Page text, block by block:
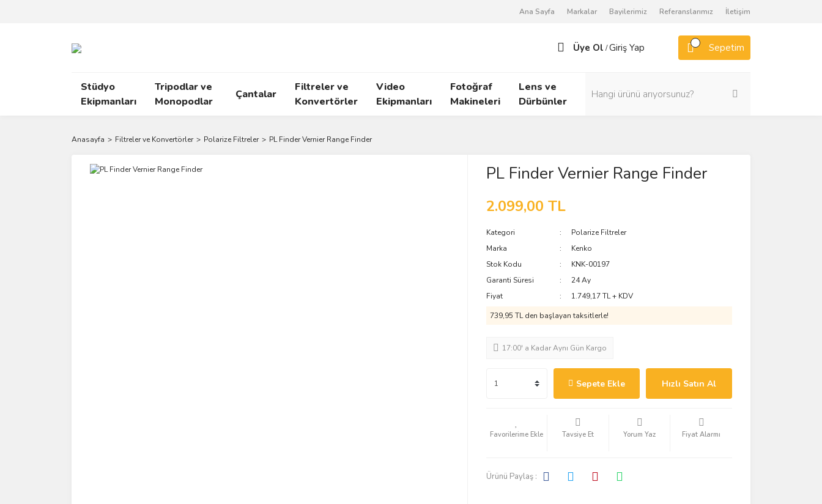
Ana Sayfa Markalar Bayilerimiz Referanslarımız İletişim
Üye Ol /Giriş Yap Sepetim
Stüdyo
Ekipmanları
Tripodlar ve
Monopodlar
Çantalar
Filtreler ve
Konvertörler
Video
Ekipmanları
Fotoğraf
Makineleri
Lens ve
Dürbünler
Anasayfa Filtreler ve Konvertörler Polarize Filtreler PL Finder Vernier Range Finder
PL Finder Vernier Range Finder
2.099,00 TL
Kategori
Polarize Filtreler
Marka
Kenko
Stok Kodu
KNK-00197
Garanti Süresi
24 Ay
Fiyat
1.749,17 TL + KDV
739,95 TL den başlayan taksitlerle!
17:00' a Kadar Aynı Gün Kargo
Sepete Ekle Hızlı Satın Al
Tavsiye Et Yorum Yaz Fiyat Alarmı
Ürünü Paylaş :